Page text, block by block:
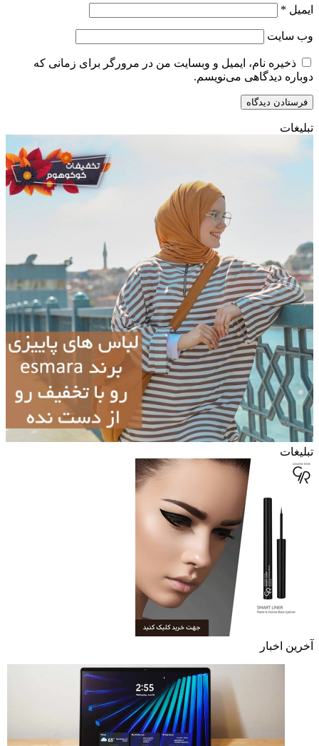
ایمیل *
وب‌ سایت
ذخیره نام، ایمیل و وبسایت من در مرورگر برای زمانی که
دوباره دیدگاهی می‌نویسم.
تبلیغات
تبلیغات
آخرین اخبار